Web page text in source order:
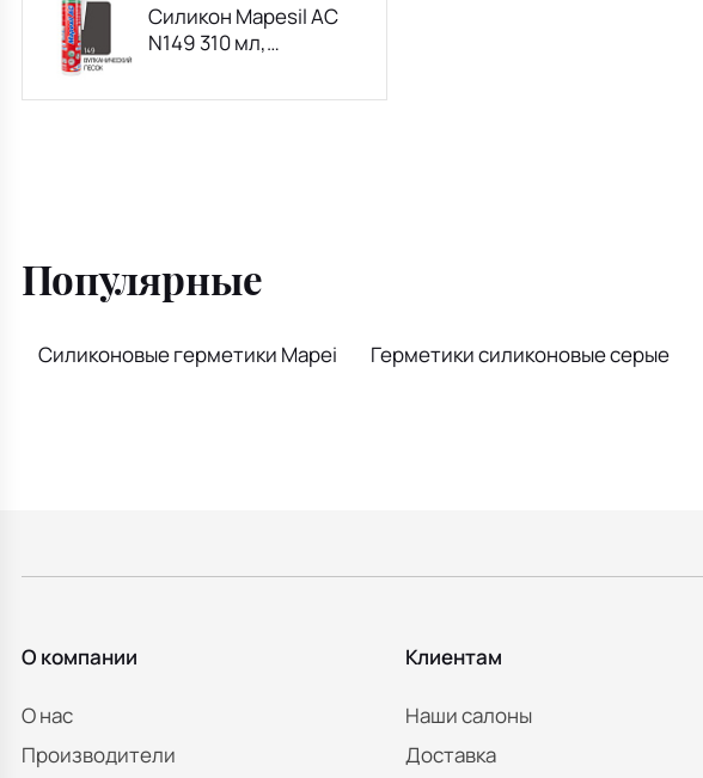
Силикон Mapesil AC
N149 310 мл,
Популярные
Силиконовые герметики Mapei Герметики силиконовые серые
О компании
О нас
Производители
Клиентам
Наши салоны
Доставка